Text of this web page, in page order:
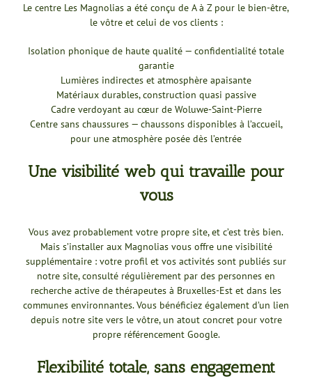
Le centre Les Magnolias a été conçu de A à Z pour le bien-être,
le vôtre et celui de vos clients :
Isolation phonique de haute qualité — confidentialité totale
garantie
Lumières indirectes et atmosphère apaisante
Matériaux durables, construction quasi passive
Cadre verdoyant au cœur de Woluwe-Saint-Pierre
Centre sans chaussures — chaussons disponibles à l’accueil,
pour une atmosphère posée dès l’entrée
Une visibilité web qui travaille pour
vous
Vous avez probablement votre propre site, et c’est très bien.
Mais s’installer aux Magnolias vous offre une visibilité
supplémentaire : votre profil et vos activités sont publiés sur
notre site, consulté régulièrement par des personnes en
recherche active de thérapeutes à Bruxelles-Est et dans les
communes environnantes. Vous bénéficiez également d’un lien
depuis notre site vers le vôtre, un atout concret pour votre
propre référencement Google.
Flexibilité totale, sans engagement